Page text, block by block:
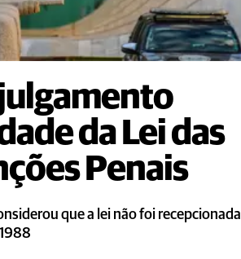
da Lei das
Penais
que a lei não foi recepcionada